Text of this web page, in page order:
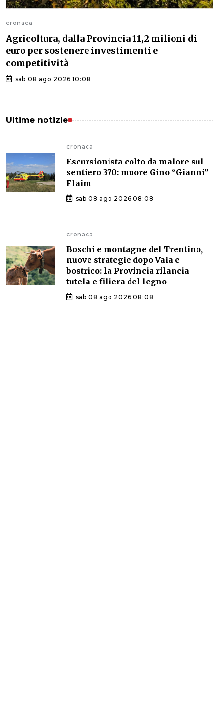
cronaca
Agricoltura, dalla Provincia 11,2 milioni di
euro per sostenere investimenti e
competitività
sab 08 ago 2026 10:08
Ultime notizie
cronaca
Escursionista colto da malore sul
sentiero 370: muore Gino “Gianni”
Flaim
sab 08 ago 2026 08:08
cronaca
Boschi e montagne del Trentino,
nuove strategie dopo Vaia e
bostrico: la Provincia rilancia
tutela e filiera del legno
sab 08 ago 2026 08:08